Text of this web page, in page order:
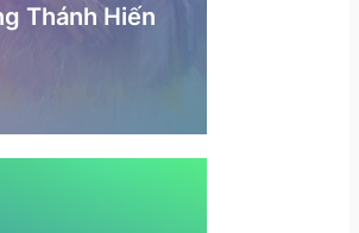
Thánh Hiến